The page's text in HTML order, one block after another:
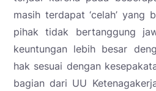
masih terdapat ‘celah’ yang
pihak tidak bertanggung
keuntungan lebih besar
hak sesuai dengan
bagian dari UU